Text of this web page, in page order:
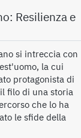
Resilienza e
si intreccia con
la cui
protagonista di
filo di una storia
che lo ha
le sfide della